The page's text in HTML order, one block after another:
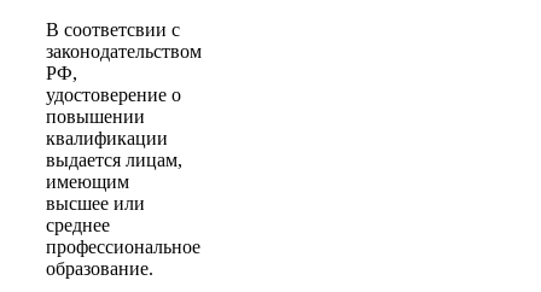
В соответсвии с
законодательством
РФ,
удостоверение о
повышении
квалификации
выдается лицам,
имеющим
высшее или
среднее
профессиональное
образование.